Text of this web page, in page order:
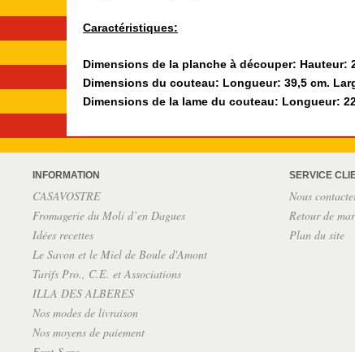
Caractéristiques:
Dimensions de la planche à découper: Hauteur:
Dimensions du couteau: Longueur: 39,5 cm.
Dimensions de la lame du couteau: Longueur:
INFORMATION
CASAVOSTRE
Fromagerie du Moli d’en Dagues
Idées recettes
Le Savon et le Miel de Boule d'Amont
Tarifs Pro., C.E. et Associations
ILLA DES ALBERES
Nos modes de livraison
Nos moyens de paiement
SERVICE
Nous
Retour de
Plan du site